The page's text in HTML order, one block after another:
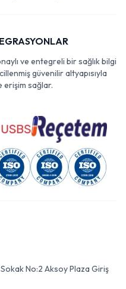
ve entegreli bir sağlık bilgi
güvenilir altyapısıyla
erişim sağlar.
No:2 Aksoy Plaza Giriş